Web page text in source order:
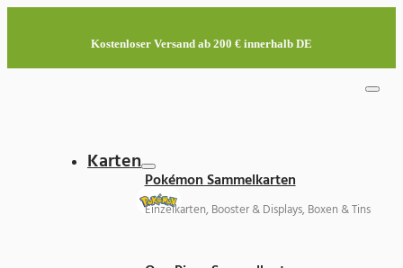
Kostenloser Versand ab 200 € innerhalb DE
Karten
Pokémon Sammelkarten
Einzelkarten, Booster & Displays, Boxen & Tins